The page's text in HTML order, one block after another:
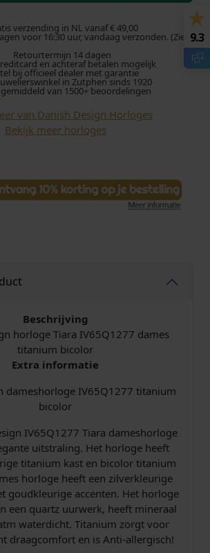
h
D
s
i
n
h
l
o
r
V
1
7
B
i
c
o
l
o
r
verzending in NL vanaf € 49,00
voor 16:30 uur, vandaag verzonden. (Zie
Retourtermijn 14 dagen
en achteraf betalen mogelijk
bij officieel dealer met garantie
in Zutphen sinds 1920
van 1500+ beoordelingen
van Danish Design Horloges
Bekijk meer horloges
Beschrijving
horloge Tiara IV65Q1277 dames
titanium bicolor
Extra informatie
dameshorloge IV65Q1277 titanium
bicolor
IV65Q1277 Tiara dameshorloge
uitstraling. Het horloge heeft
titanium kast en bicolor titanium
horloge heeft een zilverkleurige
goudkleurige accenten. Het horloge
een quartz uurwerk, heeft mineraal
waterdicht. Titanium zorgt voor
draagcomfort en is Anti-allergisch!
9.3